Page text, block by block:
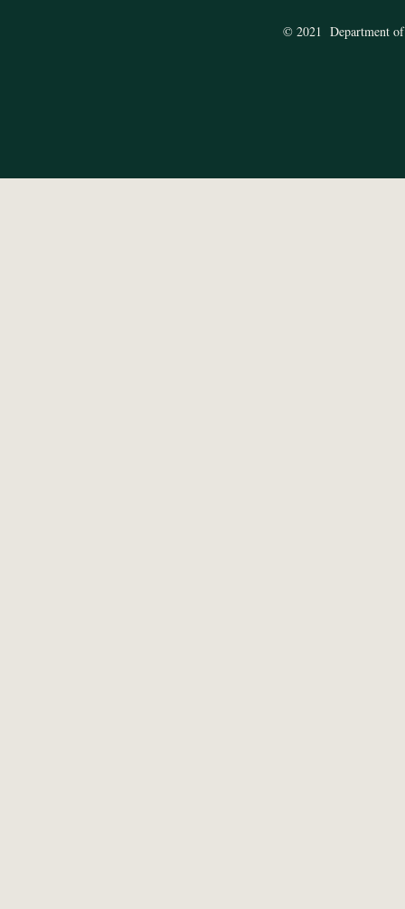
© 2021 Department